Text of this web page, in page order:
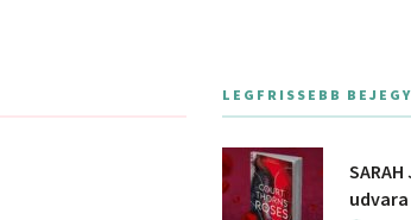
LEGFRISSEBB
udvara